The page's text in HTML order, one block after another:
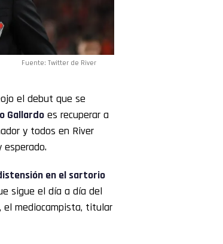
Fuente: Twitter de River
el debut que se
Gallardo es recuperar a
y todos en River
en el sartorio
sigue el día a día del
el mediocampista, titular